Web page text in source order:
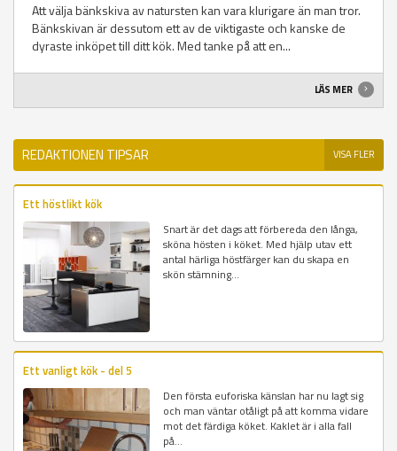
Att välja bänkskiva av natursten kan vara klurigare än man tror.
Bänkskivan är dessutom ett av de viktigaste och kanske de
dyraste inköpet till ditt kök. Med tanke på att en...
LÄS MER
REDAKTIONEN TIPSAR VISA FLER
Ett höstlikt kök
Snart är det dags att förbereda den långa,
sköna hösten i köket. Med hjälp utav ett
antal härliga höstfärger kan du skapa en
skön stämning...
Ett vanligt kök - del 5
Den första euforiska känslan har nu lagt sig
och man väntar otåligt på att komma vidare
mot det färdiga köket. Kaklet är i alla fall
på...